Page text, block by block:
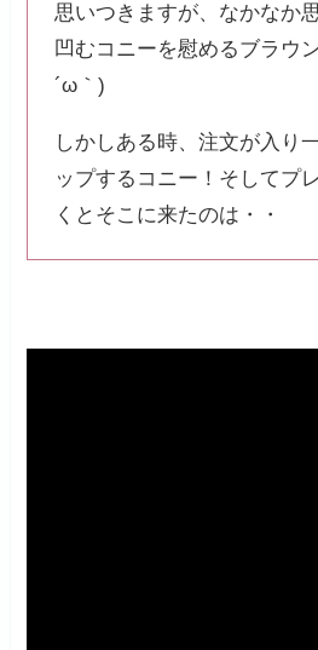
思いつきますが、なかなか
凹むコニーを慰めるブラウ
´ω｀)
しかしある時、注文が入り
ップするコニー！そしてプ
くとそこに来たのは・・